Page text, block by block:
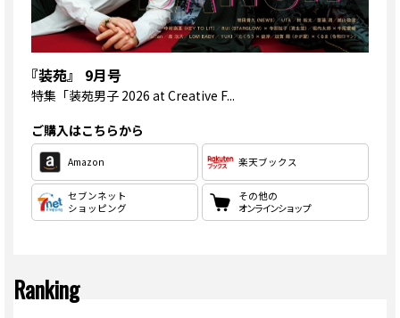
『装苑』 9月号
特集 「装苑男子 2026 at Creative F...
ご購入はこちらから
Amazon 楽天ブックス
セブンネット
ショッピング
その他の
オンラインショップ
Ranking